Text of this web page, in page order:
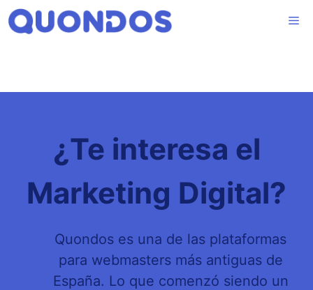
Saltar
al
¿Te interesa el
Marketing Digital?
Quondos es una de las plataformas
para webmasters más antiguas de
España. Lo que comenzó siendo un